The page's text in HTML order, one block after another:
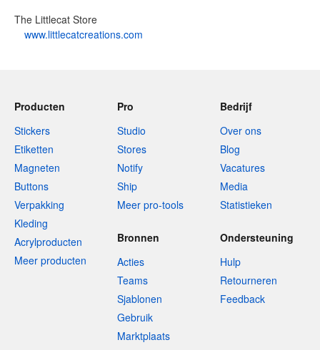
The Littlecat Store
www.littlecatcreations.com
Producten
Stickers
Etiketten
Magneten
Buttons
Verpakking
Kleding
Acrylproducten
Meer producten
Pro
Studio
Stores
Notify
Ship
Meer pro-tools
Bedrijf
Over ons
Blog
Vacatures
Media
Statistieken
Bronnen
Acties
Teams
Sjablonen
Gebruik
Marktplaats
Ondersteuning
Hulp
Retourneren
Feedback